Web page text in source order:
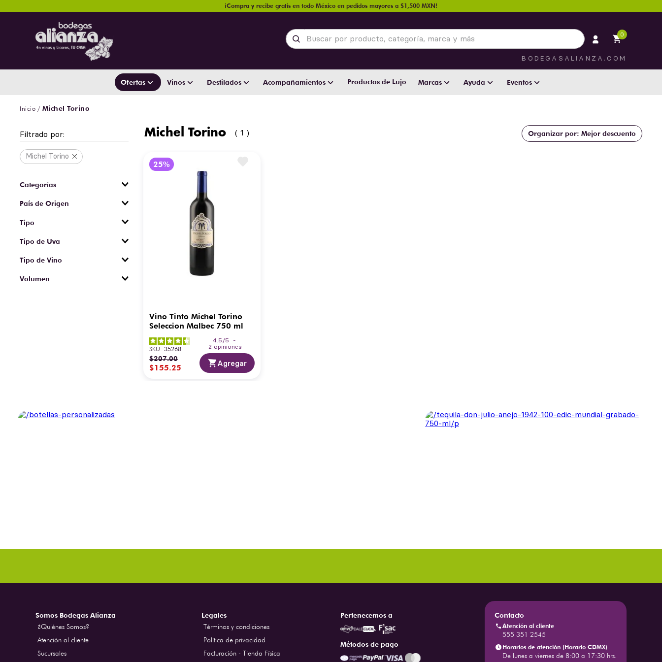
¡Compra y recibe gratis en todo México en pedidos mayores a $1,500 MXN!
Buscar por producto, categoría, marca y más 0
BODEGASALIANZA.COM
Ofertas Vinos Destilados Acompañamientos Productos de Lujo Marcas Ayuda Eventos
Michel Torino
Filtrado por:
Michel Torino
País de Origen
Tipo
Tipo de Uva
Tipo de Vino
Volumen
Michel Torino 1 Mejor descuento
Vino Tinto Michel Torino
Seleccion Malbec 750 ml
4.5 /5
-
2 opiniones
SKU:35268
$207.00
$155.25 Agregar
Somos Bodegas Alianza
¿Quiénes Somos?
Atención al cliente
Sucursales
Legales
Términos y condiciones
Política de privacidad
Facturación - Tienda Física
Pertenecemos a
Métodos de pago
Contacto
Atención al cliente
555 351 2545
Horarios de atención (Horario CDMX)
De lunes a viernes de 8:00 a 17:30 hrs.